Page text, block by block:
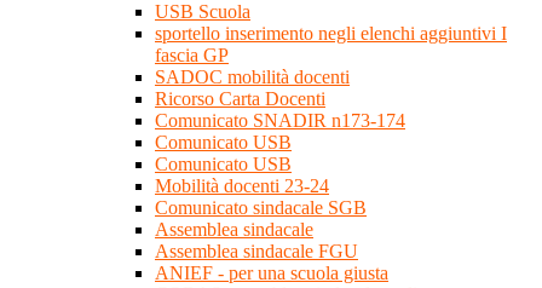
USB Scuola
sportello inserimento negli elenchi aggiuntivi I
fascia GP
SADOC mobilità docenti
Ricorso Carta Docenti
Comunicato SNADIR n173-174
Comunicato USB
Comunicato USB
Mobilità docenti 23-24
Comunicato sindacale SGB
Assemblea sindacale
Assemblea sindacale FGU
ANIEF - per una scuola giusta